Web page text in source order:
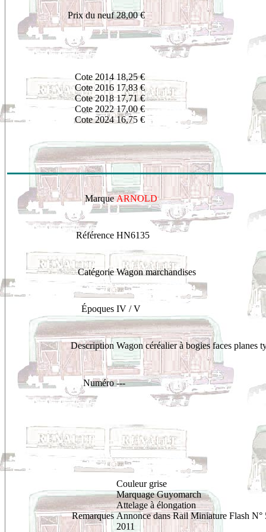
Prix du neuf 28,00 €
Cote 2014
Cote 2016
Cote 2018
Cote 2022
Cote 2024
18,25 €
17,83 €
17,71 €
17,00 €
16,75 €
Marque ARNOLD
Référence HN6135
Catégorie Wagon marchandises
Époques IV / V
Description Wagon céréalier à bogies faces planes
Numéro ---
Remarques
Couleur grise
Marquage Guyomarch
Attelage à élongation
Annonce dans Rail Miniature Flash N°
2011